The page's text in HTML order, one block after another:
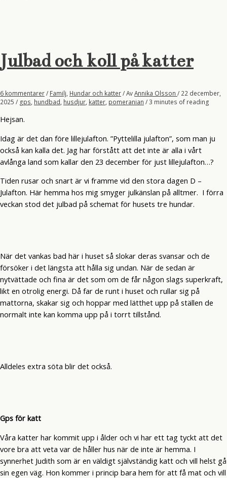
Julbad och koll på katter
6 kommentarer/ Familj Hundar och katter/ AvAnnika Olsson / 22 december,
2025 / gps hundbad husdjur katter pomeranian /3 minutes of reading
Hejsan.
Idag är det dan före lillejulafton. ”Pyttelilla julafton”, som man ju
också kan kalla det. Jag har förstått att det inte är alla i vårt
avlånga land som kallar den 23 december för just lillejulafton…?
Tiden rusar och snart är vi framme vid den stora dagen D –
Julafton. Här hemma hos mig smyger julkänslan på alltmer. I förra
veckan stod det julbad på schemat för husets tre hundar.
När det vankas bad här i huset så slokar deras svansar och de
försöker i det längsta att hålla sig undan. När de sedan är
nytvättade och fina är det som om de får någon slags superkraft,
likt en otrolig energi. Då far de runt i huset och rullar sig på
mattorna, skakar sig och hoppar med lätthet upp på ställen de
normalt inte kan komma upp på i torrt tillstånd.
Alldeles extra söta blir det också.
Gps för katt
Våra katter har kommit upp i ålder och vi har ett tag tyckt att det
vore bra att veta var de håller hus när de inte är hemma. I
synnerhet Judith som är en väldigt självständig katt och vill helst gå
sin egen väg. Hon kommer i princip bara hem för att få mat och vill